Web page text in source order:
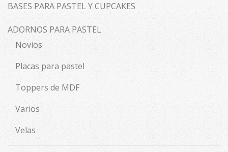
BASES PARA PASTEL Y CUPCAKES
ADORNOS PARA PASTEL
Novios
Placas para pastel
Toppers de MDF
Varios
Velas